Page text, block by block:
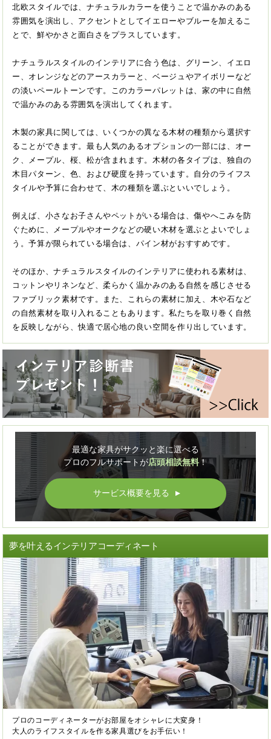
北欧スタイルでは、ナチュラルカラーを使うことで温かみのある
雰囲気を演出し、アクセントとしてイエローやブルーを加えるこ
とで、鮮やかさと面白さをプラスしています。
ナチュラルスタイルのインテリアに合う色は、グリーン、イエロ
ー、オレンジなどのアースカラーと、ベージュやアイボリーなど
の淡いペールトーンです。このカラーパレットは、家の中に自然
で温かみのある雰囲気を演出してくれます。
木製の家具に関しては、いくつかの異なる木材の種類から選択す
ることができます。最も人気のあるオプションの一部には、オー
ク、メープル、桜、松が含まれます。木材の各タイプは、独自の
木目パターン、色、および硬度を持っています。自分のライフス
タイルや予算に合わせて、木の種類を選ぶといいでしょう。
例えば、小さなお子さんやペットがいる場合は、傷やへこみを防
ぐために、メープルやオークなどの硬い木材を選ぶとよいでしょ
う。予算が限られている場合は、パイン材がおすすめです。
そのほか、ナチュラルスタイルのインテリアに使われる素材は、
コットンやリネンなど、柔らかく温かみのある自然を感じさせる
ファブリック素材です。また、これらの素材に加え、木や石など
の自然素材を取り入れることもあります。私たちを取り巻く自然
を反映しながら、快適で居心地の良い空間を作り出しています。
最適な家具がサクッと楽に選べる
プロのフルサポートが店頭相談無料！
サービス概要を見る ▲
夢を叶えるインテリアコーディネート
プロのコーディネーターがお部屋をオシャレに大変身！
大人のライフスタイルを作る家具選びをお手伝い！